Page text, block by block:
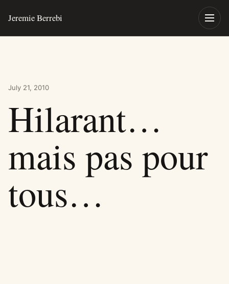
Jeremie Berrebi
July 21, 2010
Hilarant…
mais pas pour
tous…